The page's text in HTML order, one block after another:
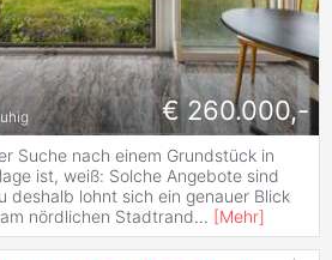
€ 260.000,-
Suche nach einem Grundstück in
ist, weiß: Solche Angebote sind
deshalb lohnt sich ein genauer Blick
nördlichen Stadtrand... [Mehr]